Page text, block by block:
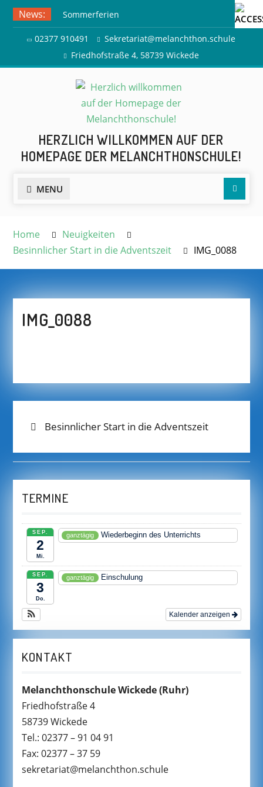
Skip
content
News:
Sommerferien
Ausflug zur Freilichtbühne
Herdringen
02377 910491
Sekretariat@melanchthon.schule
Friedhofstraße 4, 58739 Wickede
HERZLICH WILLKOMMEN AUF DER
HOMEPAGE DER MELANCHTHONSCHULE!
MENU
Home
Neuigkeiten
Besinnlicher Start in die Adventszeit
IMG_0088
IMG_0088
BEITRAGS-
Previous
Besinnlicher Start in die Adventszeit
TERMINE
SEP.
2
Mi.
ganztägig Wiederbeginn des Unterrichts
SEP.
3
Do.
ganztägig Einschulung
Kalender anzeigen
KONTAKT
Melanchthonschule Wickede(Ruhr)
Friedhofstraße 4
58739 Wickede
Tel.: 02377 – 91 04 91
Fax: 02377 – 37 59
sekretariat@melanchthon.schule